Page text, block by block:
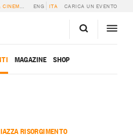
» ALBA SOTTERRANEA
ENG ITA CARICA UN EVENTO
MAGAZINE SHOP
RISORGIMENTO